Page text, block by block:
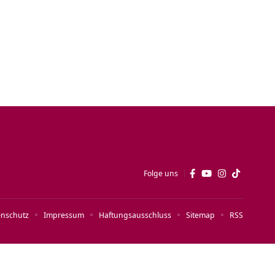
Folge uns
Impressum Haftungsausschluss Sitemap RSS